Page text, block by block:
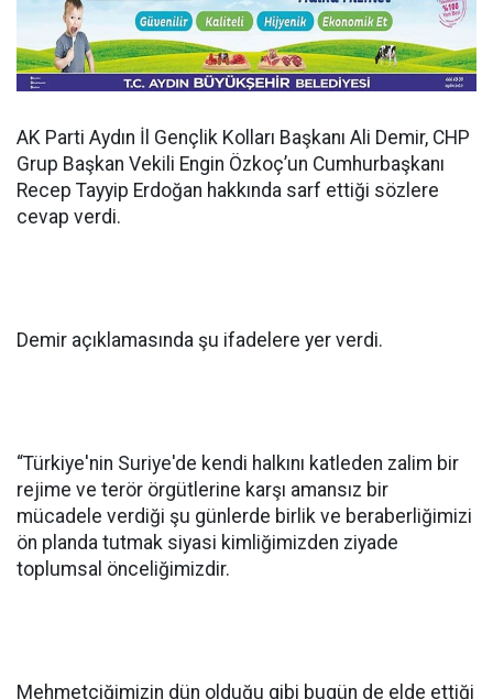
AK Parti Aydın İl Gençlik Kolları Başkanı Ali Demir, CHP
Grup Başkan Vekili Engin Özkoç’un Cumhurbaşkanı
Recep Tayyip Erdoğan hakkında sarf ettiği sözlere
cevap verdi.
Demir açıklamasında şu ifadelere yer verdi.
“Türkiye'nin Suriye'de kendi halkını katleden zalim bir
rejime ve terör örgütlerine karşı amansız bir
mücadele verdiği şu günlerde birlik ve beraberliğimizi
ön planda tutmak siyasi kimliğimizden ziyade
toplumsal önceliğimizdir.
Mehmetçiğimizin dün olduğu gibi bugün de elde ettiği